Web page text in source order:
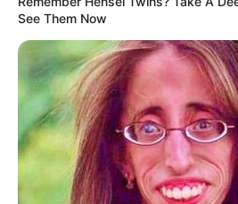
Pemain
Akting
Musik
See Them Now